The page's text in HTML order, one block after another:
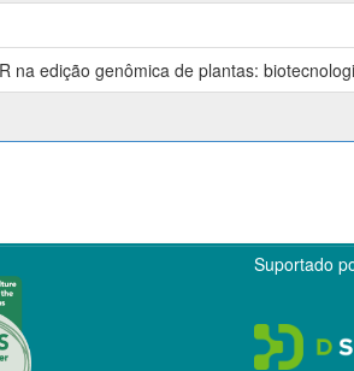
na edição genômica de plantas:
Suportado